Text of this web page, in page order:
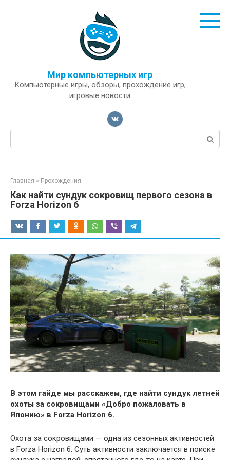
Мир компьютерных игр
Компьютерные игры, обзоры, прохождение игр,
игровые новости
Поиск:
Главная » Прохождения
Как найти сундук сокровищ первого сезона в
Forza Horizon 6
В этом гайде мы расскажем, где найти сундук летней
охоты за сокровищами «Добро пожаловать в
Японию» в Forza Horizon 6.
Охота за сокровищами — одна из сезонных активностей
в Forza Horizon 6. Суть активности заключается в поиске